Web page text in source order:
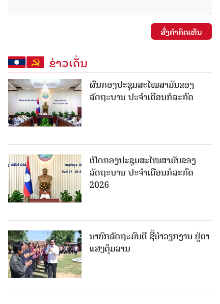
ສົ່ງຄໍາຄິດເຫັນ
ຂ່າວເດັ່ນ
ຜົນກອງປະຊຸມສະໄໝສາມັນຂອງ
ລັດຖະບານ ປະຈຳເດືອນກໍລະກົດ
ເປີດກອງປະຊຸມສະໄໝສາມັນຂອງ
ລັດຖະບານ ປະຈໍາເດືອນກໍລະກົດ
2026
ນາຍົກລັດຖະມົນຕີ ຊີ້ນຳວຽກງານ ຢູ່ຕາ
ແສງຕຸ້ມລານ